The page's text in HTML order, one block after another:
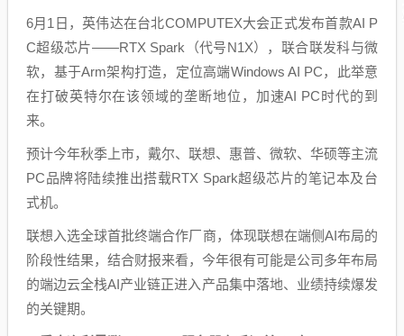
6月1日，英伟达在台北COMPUTEX大会正式发布首款AI P
C超级芯片——RTX Spark（代号N1X），联合联发科与微
软，基于Arm架构打造，定位高端Windows AI PC，此举意
在打破英特尔在该领域的垄断地位，加速AI PC时代的到
来。
预计今年秋季上市，戴尔、联想、惠普、微软、华硕等主流
PC品牌将陆续推出搭载RTX Spark超级芯片的笔记本及台
式机。
联想入选全球首批终端合作厂商，体现联想在端侧AI布局的
阶段性结果，结合财报来看，今年很有可能是公司多年布局
的端边云全栈AI产业链正进入产品集中落地、业绩持续爆发
的关键期。